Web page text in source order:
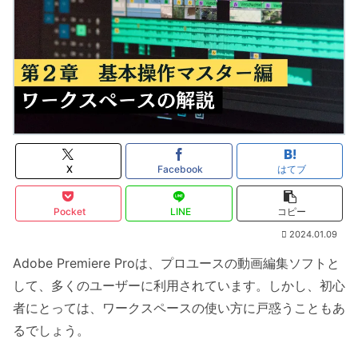
X Facebook はてブ
Pocket LINE コピー
2024.01.09
Adobe Premiere Proは、プロユースの動画編集ソフトと
して、多くのユーザーに利用されています。しかし、初心
者にとっては、ワークスペースの使い方に戸惑うこともあ
るでしょう。